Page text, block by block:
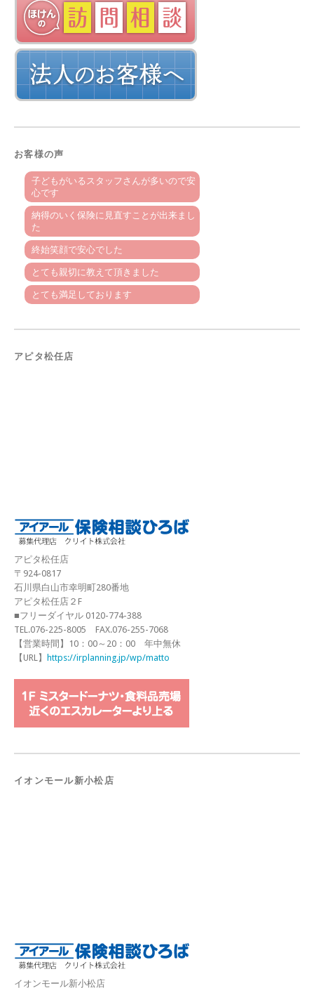
お客様の声
子どもがいるスタッフさんが多いので安
心です
納得のいく保険に見直すことが出来まし
た
終始笑顔で安心でした
とても親切に教えて頂きました
とても満足しております
アピタ松任店
アピタ松任店
〒924-0817
石川県白山市幸明町280番地
アピタ松任店２F
■フリーダイヤル 0120-774-388
TEL.076-225-8005 FAX.076-255-7068
【営業時間】10：00～20：00 年中無休
【URL】 https://irplanning.jp/wp/matto
イオンモール新小松店
イオンモール新小松店